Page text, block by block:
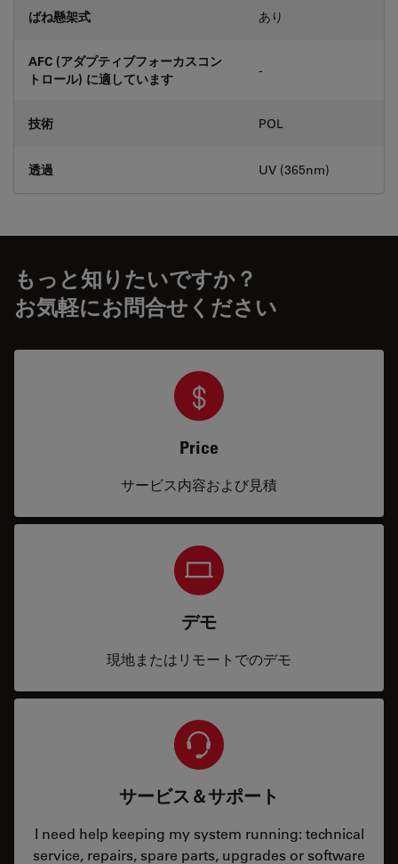
ばね懸架式 あり
AFC (アダプティブフォーカスコン
トロール) に適しています
-
技術 POL
透過 UV (365nm)
もっと知りたいですか？
お気軽にお問合せください
Price
サービス内容および見積
デモ
現地またはリモートでのデモ
サービス＆サポート
I need help keeping my system running: technical
service, repairs, spare parts, upgrades or software